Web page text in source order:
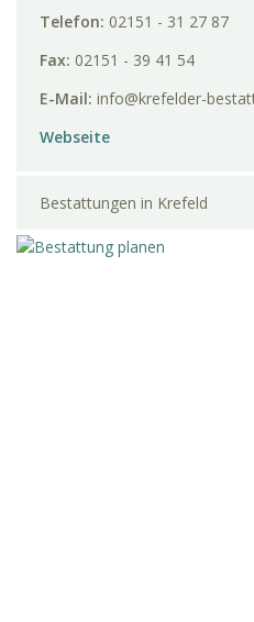
Telefon: 02151 - 31 27 87
Fax: 02151 - 39 41 54
E-Mail: info@krefelder-
Webseite
Bestattungen in Krefeld